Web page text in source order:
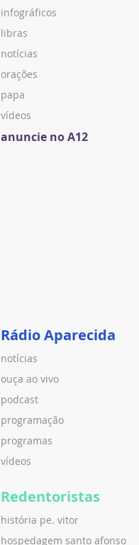
infográficos
libras
notícias
orações
papa
vídeos
anuncie no A12
Rádio Aparecida
notícias
ouça ao vivo
podcast
programação
programas
vídeos
Redentoristas
história pe. vitor
hospedagem santo afonso